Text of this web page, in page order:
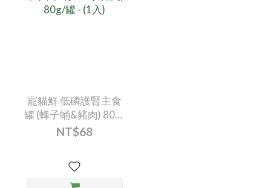
寵貓鮮 低磷護腎主食
罐 (蜂子蛹&豬肉) 80g/
罐 - (1入)
NT$68